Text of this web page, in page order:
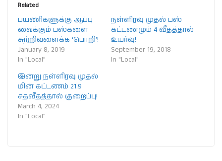
Related
பயணிகளுக்கு ஆப்பு
வைக்கும் பஸ்களை
சுற்றிவளைக்க ‘பொறி’!
January 8, 2019
In "Local"
நள்ளிரவு முதல் பஸ்
கட்டணமும் 4 வீதத்தால்
உயர்வு!
September 19, 2018
In "Local"
இன்று நள்ளிரவு முதல்
மின் கட்டணம் 21.9
சதவீதத்தால் குறைப்பு!
March 4, 2024
In "Local"